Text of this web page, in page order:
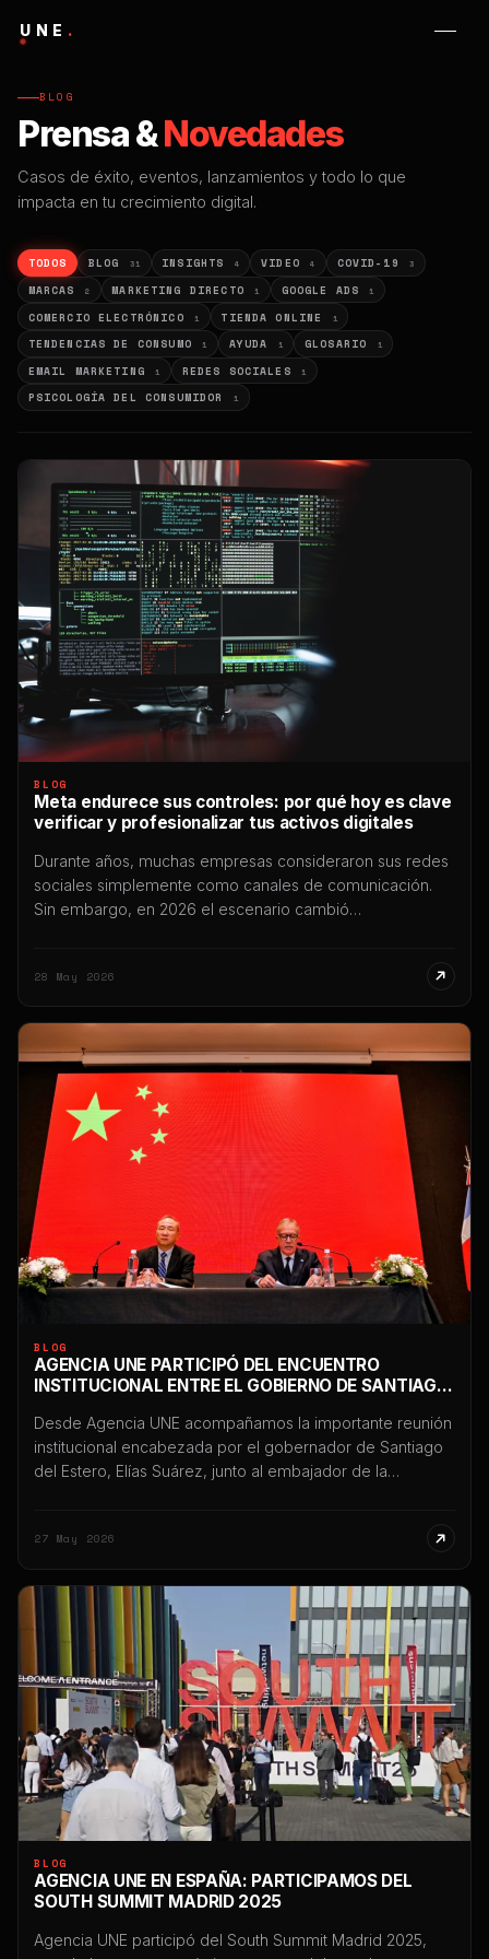
UNE .
BLOG
Prensa &Novedades
Casos de éxito, eventos, lanzamientos y todo lo que
impacta en tu crecimiento digital.
TODOS BLOG 31 INSIGHTS 4 VIDEO 4 COVID-19 3
MARCAS 2 MARKETING DIRECTO 1 GOOGLE ADS 1
COMERCIO ELECTRÓNICO 1 TIENDA ONLINE 1
TENDENCIAS DE CONSUMO 1 AYUDA 1 GLOSARIO 1
EMAIL MARKETING 1 REDES SOCIALES 1
PSICOLOGÍA DEL CONSUMIDOR 1
BLOG
Meta endurece sus controles: por qué hoy es clave
verificar y profesionalizar tus activos digitales
Durante años, muchas empresas consideraron sus redes
sociales simplemente como canales de comunicación.
Sin embargo, en 2026 el escenario cambió
y cualquier restricción puede impactar directamente en
comercial. En las últimas semanas comenzaron […]
28 May 2026
BLOG
AGENCIA UNE PARTICIPÓ DEL ENCUENTRO
INSTITUCIONAL ENTRE EL GOBIERNO DE SANTIAGO
ARGENTINA
Desde Agencia UNE acompañamos la importante reunión
institucional encabezada por el gobernador de Santiago
del Estero, Elías Suárez, junto al embajador de la
del Bicentenario, en el marco de una agenda orientada a
tecnológicos […]
27 May 2026
BLOG
AGENCIA UNE EN ESPAÑA: PARTICIPAMOS DEL
SOUTH SUMMIT MADRID 2025
Agencia UNE participó del South Summit Madrid 2025,